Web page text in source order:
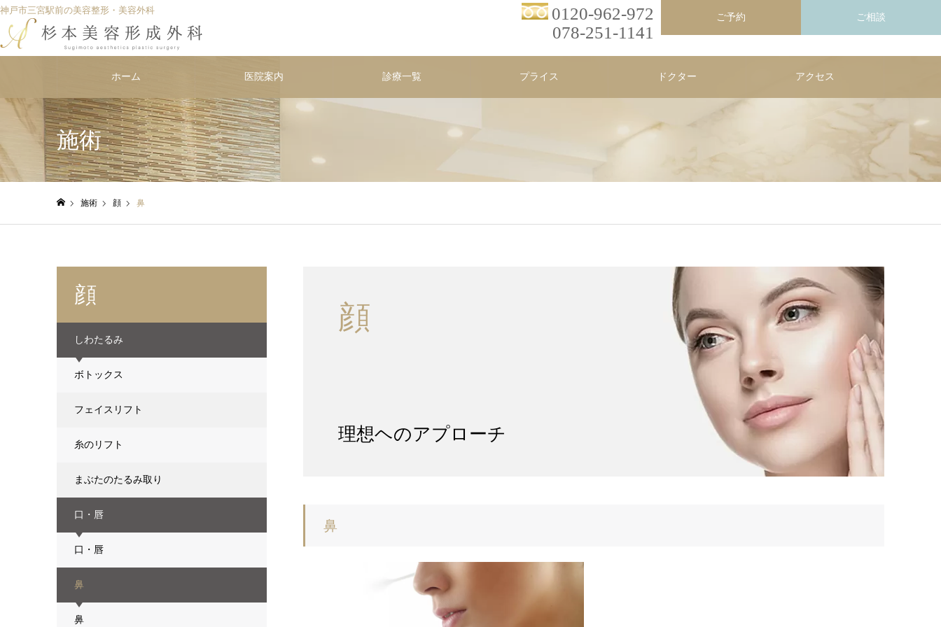
神戸市三宮駅前の美容整形・美容外科
0120-962-972
078-251-1141
ご予約 ご相談
ホーム 医院案内 診療一覧 プライス ドクター アクセス
施術
施術 顔 鼻
顔
理想ヘのアプローチ
鼻
顔
しわたるみ
ボトックス
フェイスリフト
糸のリフト
まぶたのたるみ取り
口・唇
口・唇
鼻
鼻